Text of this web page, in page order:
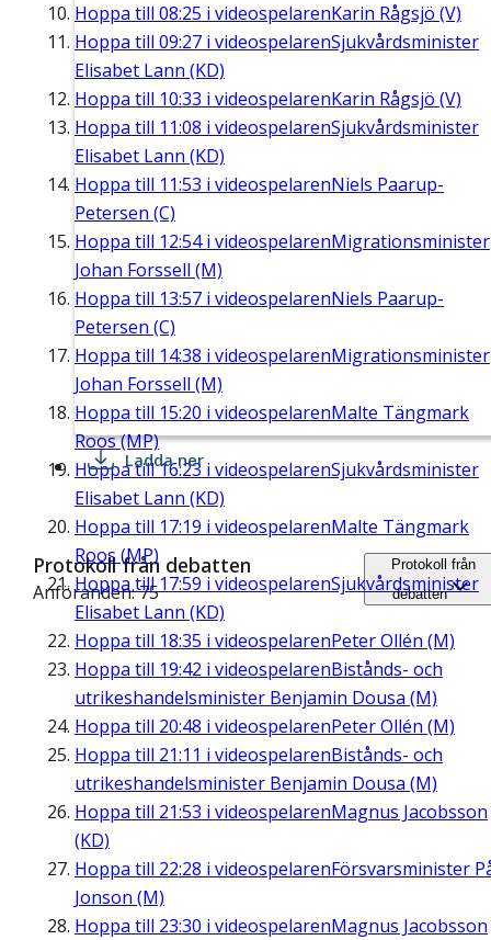
Hoppa till 08:25 i videospelarenKarin Rågsjö (V)
Hoppa till 09:27 i videospelarenSjukvårdsminister
Elisabet Lann (KD)
Hoppa till 10:33 i videospelarenKarin Rågsjö (V)
Hoppa till 11:08 i videospelarenSjukvårdsminister
Elisabet Lann (KD)
Hoppa till 11:53 i videospelarenNiels Paarup-
Petersen (C)
Hoppa till 12:54i videospelarenMigrationsminister
Johan Forssell (M)
Hoppa till 13:57 i videospelarenNiels Paarup-
Petersen (C)
Hoppa till 14:38 i videospelarenMigrationsminister
Johan Forssell (M)
Hoppa till 15:20 i videospelarenMalte Tängmark
Roos (MP)
Hoppa till16:23 i videospelarenSjukvårdsminister
Elisabet Lann (KD)
Hoppa till 17:19 i videospelarenMalte Tängmark
Roos (MP)
Hoppa till17:59 i videospelarenSjukvårdsminister
Elisabet Lann (KD)
Hoppa till 18:35 i videospelarenPeter Ollén (M)
Hoppa till 19:42 i videospelarenBistånds- och
utrikeshandelsminister Benjamin Dousa (M)
Hoppa till 20:48 i videospelarenPeter Ollén (M)
Hoppa till 21:11 i videospelarenBistånds- och
utrikeshandelsminister Benjamin Dousa (M)
Hoppa till 21:53 i videospelarenMagnus Jacobsson
(KD)
Hoppa till 22:28 i videospelarenFörsvarsminister
Jonson (M)
Hoppa till 23:30 i videospelarenMagnus Jacobsson
Ladda ner
Protokoll från debatten
Anföranden: 75
Protokoll från
debatten